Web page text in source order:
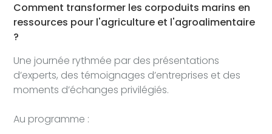
Comment transformer les corpoduits marins en
ressources pour l'agriculture et l'agroalimentaire
?
Une journée rythmée par des présentations
d’experts, des témoignages d’entreprises et des
moments d’échanges privilégiés.
Au programme :